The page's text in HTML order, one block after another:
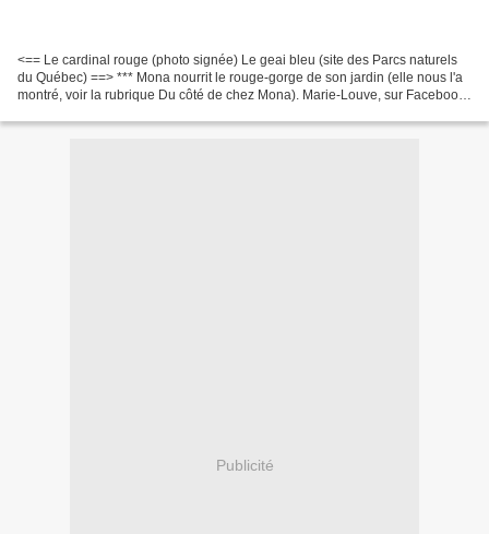
<== Le cardinal rouge (photo signée) Le geai bleu (site des Parcs naturels
du Québec) ==> *** Mona nourrit le rouge-gorge de son jardin (elle nous l'a
montré, voir la rubrique Du côté de chez Mona). Marie-Louve, sur Facebook,
Publicité